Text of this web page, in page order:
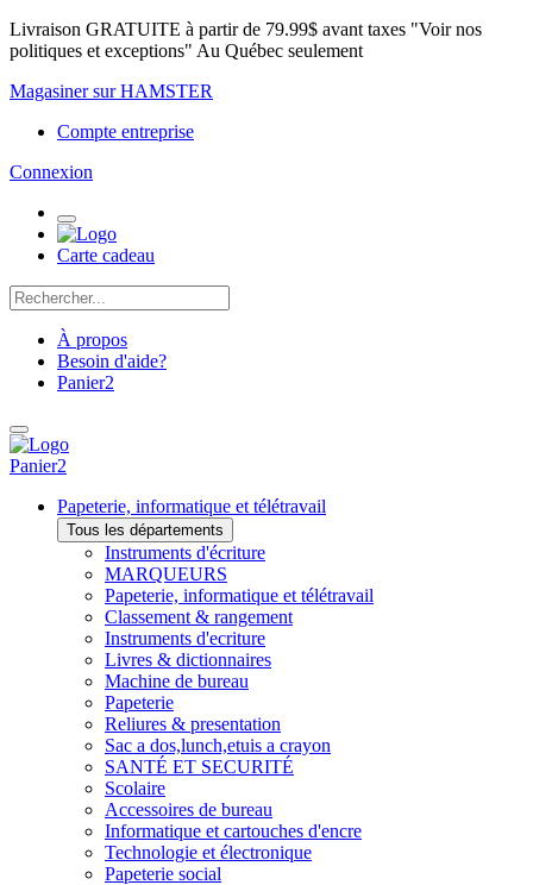
Livraison GRATUITE à partir de 79.99$ avant taxes "Voir nos
politiques et exceptions" Au Québec seulement
Magasiner sur HAMSTER
Compte entreprise
Connexion
Carte cadeau
À propos
Besoin d'aide?
Panier2
Panier2
Papeterie, informatique et télétravail
Tous les départements
Instruments d'écriture
MARQUEURS
Papeterie, informatique et télétravail
Classement & rangement
Instruments d'ecriture
Livres & dictionnaires
Machine de bureau
Papeterie
Reliures & presentation
Sac a dos,lunch,etuis a crayon
SANTÉ ET SECURITÉ
Scolaire
Accessoires de bureau
Informatique et cartouches d'encre
Technologie et électronique
Papeterie social